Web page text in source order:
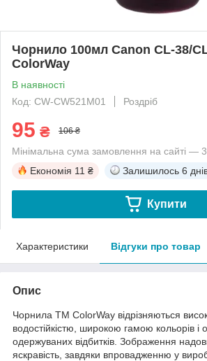
Чорнило 100мл Canon CL-38/
ColorWay
В наявності
Код: CW-CW521M01
Роздріб
95 ₴ 106 ₴
Мінімальна сума замовлення на сайті —
Економія 11 ₴ Залишилось 6
Купити
Характеристики Відгуки про товар
Опис
Чорнила ТМ ColorWay відрізняються
водостійкістю, широкою гамою кольорів і
одержуваних відбитків. Зображення
яскравість, завдяки впровадженню у